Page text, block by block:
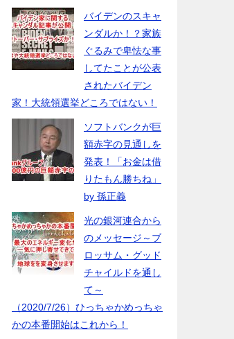
バイデンのスキャ
ンダルか！？家族
ぐるみで卑怯な事
してたことが公表
されたバイデン
家！大統領選挙どころではない！
ソフトバンクが巨
額赤字の見通しを
発表！「お金は借
りたもん勝ちね」
by 孫正義
光の銀河連合から
のメッセージ～ブ
ロッサム・グッド
チャイルドを通し
て～
（2020/7/26）ひっちゃかめっちゃ
かの本番開始はこれから！